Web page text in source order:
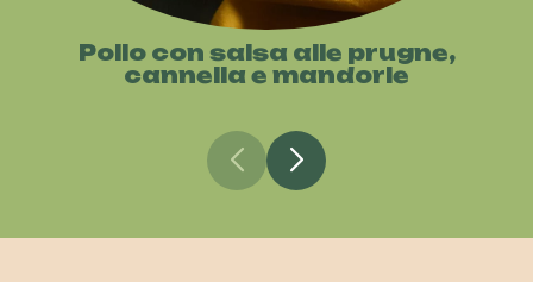
Pollo con salsa alle prugne,
cannella e mandorle